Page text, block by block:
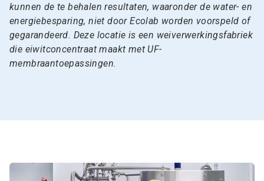
kunnen de te behalen resultaten, waaronder de water- en
energiebesparing, niet door Ecolab worden voorspeld of
gegarandeerd. Deze locatie is een weiverwerkingsfabriek
die eiwitconcentraat maakt met UF-
membraantoepassingen.